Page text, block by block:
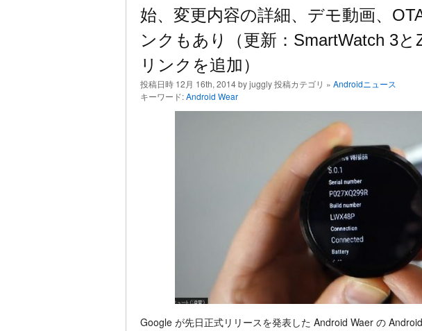
始、変更内容の詳細、デモ動画、
ンクもあり（更新：SmartWatch 3と
リンクを追加）
投稿日時 12月 16th, 2014 by juggly 投稿カテゴリ » Androidニュース
キーワード:Android Wear
Google が先日正式リリースを発表した Android Waer の